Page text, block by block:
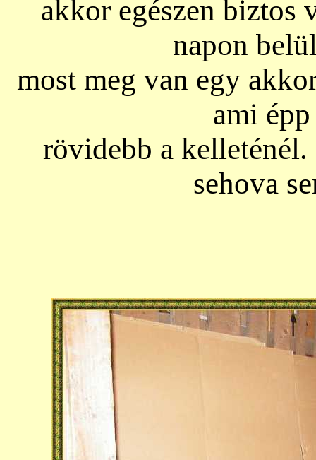
akkor egészen biztos
napon
most meg van egy
ami
rövidebb a
sehova